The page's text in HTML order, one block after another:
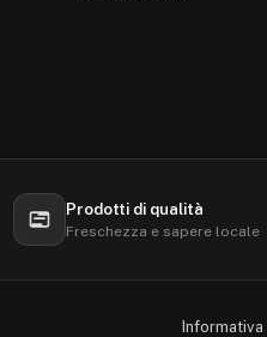
Prodotti di qualità
Freschezza e sapere locale